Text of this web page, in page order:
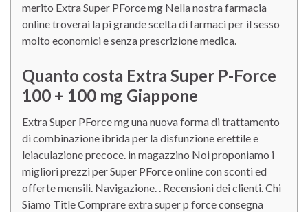
merito Extra Super PForce mg Nella nostra farmacia
online troverai la pi grande scelta di farmaci per il sesso
molto economici e senza prescrizione medica.
Quanto costa Extra Super P-Force
100 + 100 mg Giappone
Extra Super PForce mg una nuova forma di trattamento
di combinazione ibrida per la disfunzione erettile e
leiaculazione precoce. in magazzino Noi proponiamo i
migliori prezzi per Super PForce online con sconti ed
offerte mensili. Navigazione. . Recensioni dei clienti. Chi
Siamo Title Comprare extra super p force consegna